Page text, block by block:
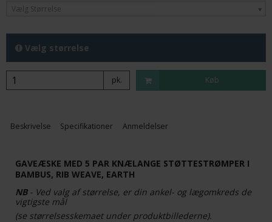
Vælg Størrelse
Vælg størrelse
pk. Køb
Beskrivelse Specifikationer Anmeldelser
GAVEÆSKE MED 5 PAR KNÆLANGE STØTTESTRØMPER I
BAMBUS, RIB WEAVE, EARTH
NB- Ved valg af størrelse, er din ankel- og lægomkreds de
vigtigste mål
(se størrelsesskemaet under produktbillederne).